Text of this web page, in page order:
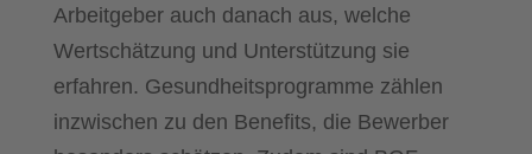
Arbeitgeber auch danach aus, welche
Wertschätzung und Unterstützung sie
erfahren. Gesundheitsprogramme zählen
inzwischen zu den Benefits, die Bewerber